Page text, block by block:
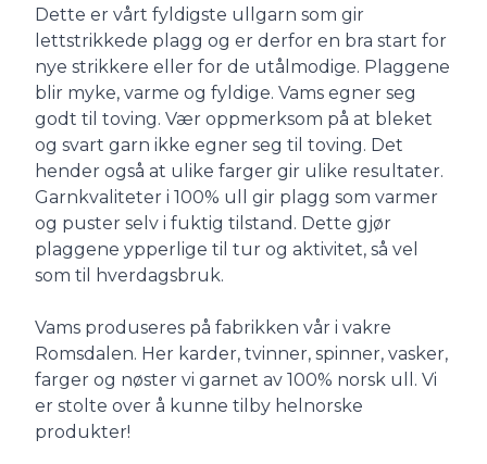
Dette er vårt fyldigste ullgarn som gir
lettstrikkede plagg og er derfor en bra start for
nye strikkere eller for de utålmodige. Plaggene
blir myke, varme og fyldige. Vams egner seg
godt til toving. Vær oppmerksom på at bleket
og svart garn ikke egner seg til toving. Det
hender også at ulike farger gir ulike resultater.
Garnkvaliteter i 100% ull gir plagg som varmer
og puster selv i fuktig tilstand. Dette gjør
plaggene ypperlige til tur og aktivitet, så vel
som til hverdagsbruk.
Vams produseres på fabrikken vår i vakre
Romsdalen. Her karder, tvinner, spinner, vasker,
farger og nøster vi garnet av 100% norsk ull. Vi
er stolte over å kunne tilby helnorske
produkter!